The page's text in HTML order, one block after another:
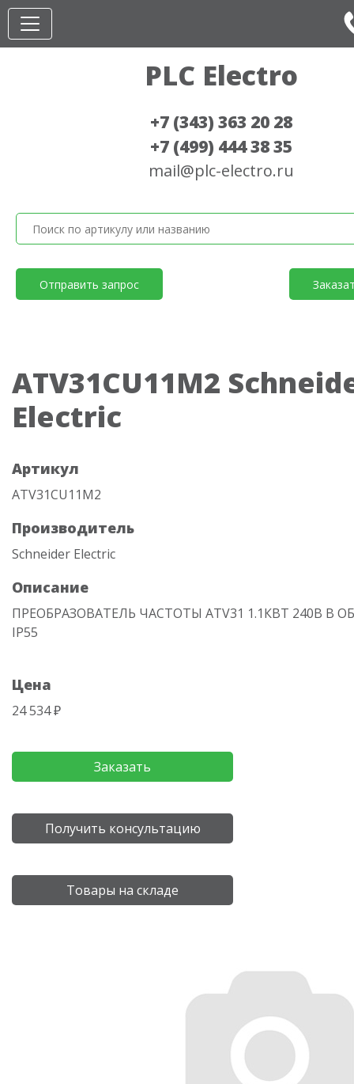
PLC Electro
+7 (343) 363 20 28
+7 (499) 444 38 35
mail@plc-electro.ru
Отправить запрос
ATV31CU11M2
Electric
Артикул
ATV31CU11M2
Производитель
Schneider Electric
Описание
ПРЕОБРАЗОВАТЕЛЬ ЧАСТОТЫ ATV31 1.1КВТ 240В В
IP55
Цена
24 534 ₽
Заказать
Получить консультацию
Товары на складе